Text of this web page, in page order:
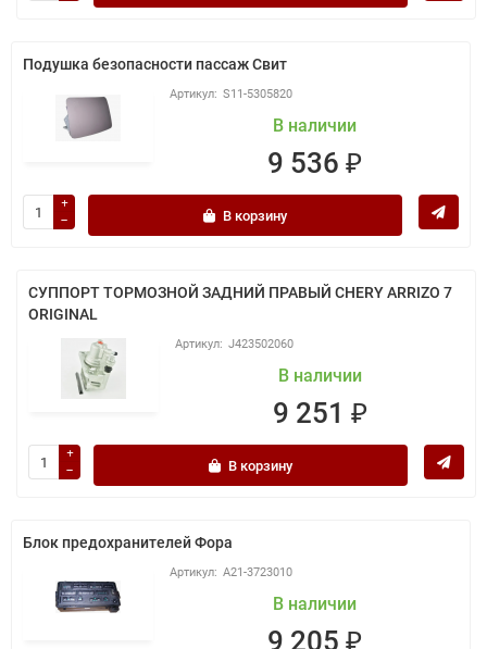
Подушка безопасности пассаж Свит
S11-5305820
В наличии
9 536 ₽
В корзину
СУППОРТ ТОРМОЗНОЙ ЗАДНИЙ ПРАВЫЙ CHERY ARRIZO 7
ORIGINAL
J423502060
В наличии
9 251 ₽
В корзину
Блок предохранителей Фора
A21-3723010
В наличии
9 205 ₽